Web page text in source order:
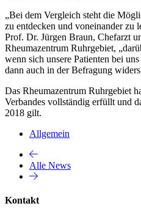
„Bei dem Vergleich steht die
zu entdecken und voneinander zu
Prof. Dr. Jürgen Braun, Chefarzt
Rheumazentrum Ruhrgebiet,
wenn sich unsere Patienten bei
dann auch in der Befragung
Das Rheumazentrum Ruhrgebiet
Verbandes vollständig erfüllt und
2018 gilt.
Allgemein
Alle News
Kontakt